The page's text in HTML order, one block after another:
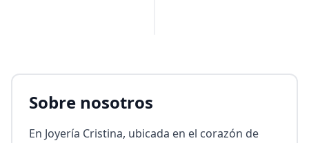
Sobre nosotros
En Joyería Cristina, ubicada en el corazón de